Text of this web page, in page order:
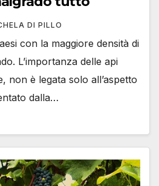
DI PILLO
con la maggiore densità di
L’importanza delle api
non è legata solo all’aspetto
dalla…